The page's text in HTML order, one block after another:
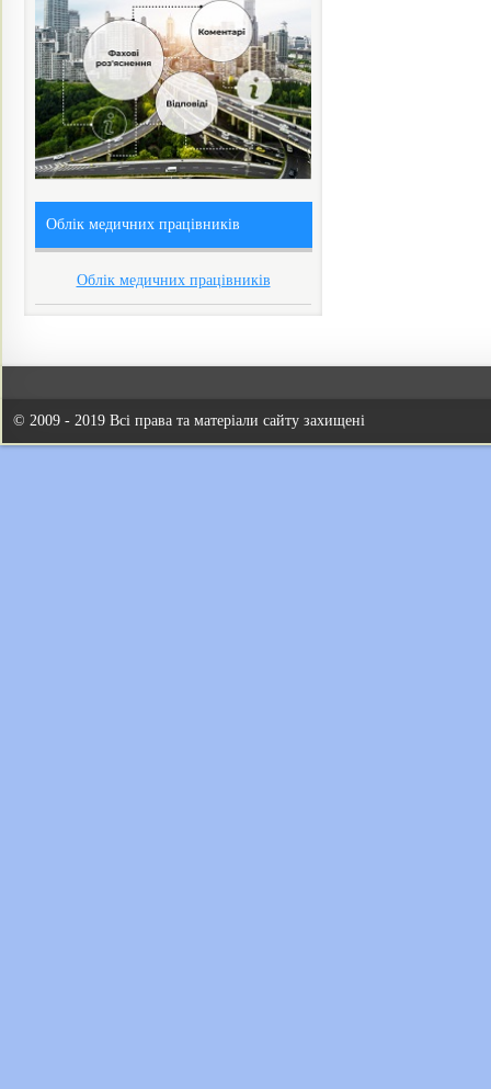
Облік медичних працівників
Облік медичних працівників
© 2009 - 2019 Всі права та матеріали сайту захищені